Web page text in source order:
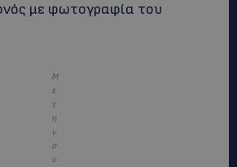
με φωτογραφία του
Μ
ε
τ
η
ν
σ
ύ